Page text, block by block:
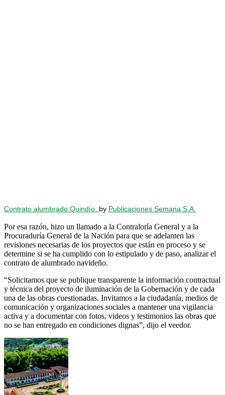
Contrato alumbrado Quindío. by Publicaciones Semana S.A.
Por esa razón, hizo un llamado a la Contraloría General y a la
Procuraduría General de la Nación para que se adelanten las
revisiones necesarias de los proyectos que están en proceso y se
determine si se ha cumplido con lo estipulado y de paso, analizar el
contrato de alumbrado navideño.
“Solicitamos que se publique transparente la información contractual
y técnica del proyecto de iluminación de la Gobernación y de cada
una de las obras cuestionadas. Invitamos a la ciudadanía, medios de
comunicación y organizaciones sociales a mantener una vigilancia
activa y a documentar con fotos, videos y testimonios las obras que
no se han entregado en condiciones dignas”, dijo el veedor.